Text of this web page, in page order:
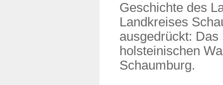
Geschichte des
Landkreises
ausgedrückt:
holsteinischen
Schaumburg.